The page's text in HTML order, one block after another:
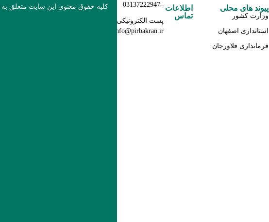
پیوند های محلی
وزارت کشور
استانداری اصفهان
فرمانداری فلاورجان
اطلاعات
تماس
–03137222947
پست الکترونیکی:
info@pirbakran.ir
کلیه حقوق معنوی این سایت متعلق